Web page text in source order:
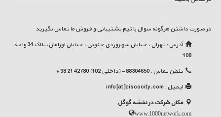
در صورت داشتن هرگونه سوال با تیم پشتیبانی و فروش ما تماس بگیرید
آدرس : تهران ، خیابان سهروردی جنوبی ، خیابان اورامان، پلاک 34 واحد
108
تلفن تماس : 88304650 - (داخلی 102) 42780 21 98 +
ایمیل : info[at]ciscocity.com
مکان شرکت در نقشه گوگل
www.1000network.com